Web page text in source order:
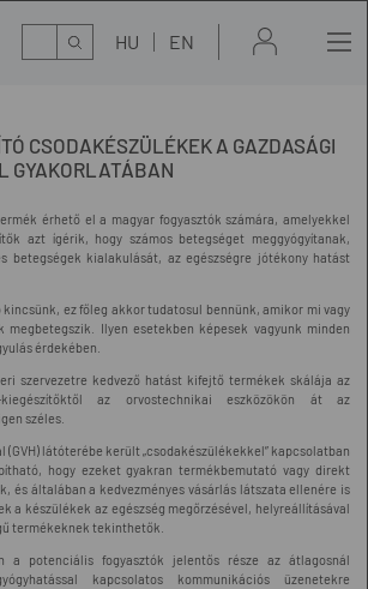
Kereső HU EN
CSODAKÉSZÜLÉKEK A GAZDASÁGI
GYAKORLATÁBAN
érhető el a magyar fogyasztók számára, amelyekkel
azt ígérik, hogy számos betegséget meggyógyítanak,
betegségek kialakulását, az egészségre jótékony hatást
kincsünk, ez főleg akkor tudatosul bennünk, amikor mi vagy
megbetegszik. Ilyen esetekben képesek vagyunk minden
érdekében.
szervezetre kedvező hatást kifejtő termékek skálája az
kiegészítőktől az orvostechnikai eszközökön át az
széles.
(GVH) látóterébe került „csodakészülékekkel” kapcsolatban
hogy ezeket gyakran termékbemutató vagy direkt
és általában a kedvezményes vásárlás látszata ellenére is
a készülékek az egészség megőrzésével, helyreállításával
termékeknek tekinthetők.
a potenciális fogyasztók jelentős része az átlagosnál
kapcsolatos kommunikációs üzenetekre